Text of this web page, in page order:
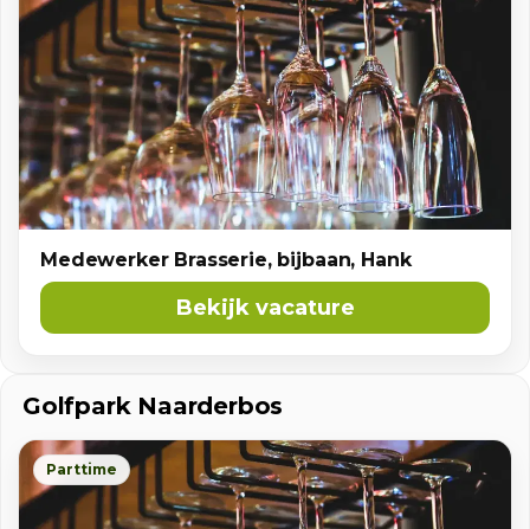
Medewerker Brasserie, bijbaan, Hank
Bekijk vacature
Golfpark Naarderbos
Parttime